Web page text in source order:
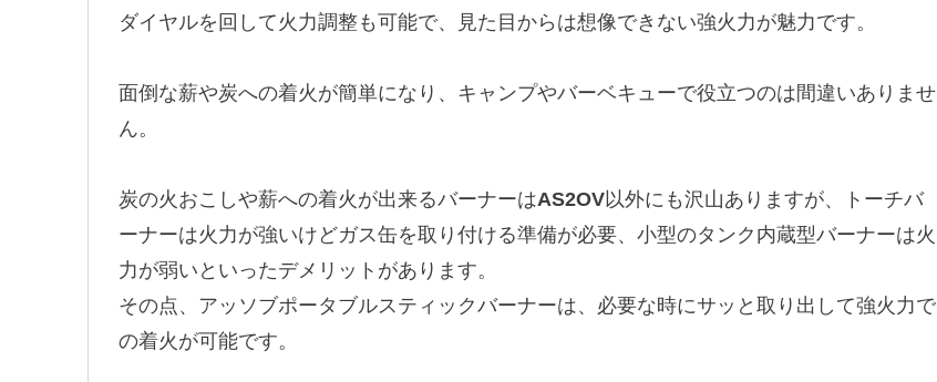
ダイヤルを回して火力調整も可能で、見た目からは想像できない強火力が魅力です。
面倒な薪や炭への着火が簡単になり、キャンプやバーベキューで役立つのは間違いありませ
ん。
炭の火おこしや薪への着火が出来るバーナーはAS2OV以外にも沢山ありますが、トーチバ
ーナーは火力が強いけどガス缶を取り付ける準備が必要、小型のタンク内蔵型バーナーは火
力が弱いといったデメリットがあります。
その点、アッソブポータブルスティックバーナーは、必要な時にサッと取り出して強火力で
の着火が可能です。